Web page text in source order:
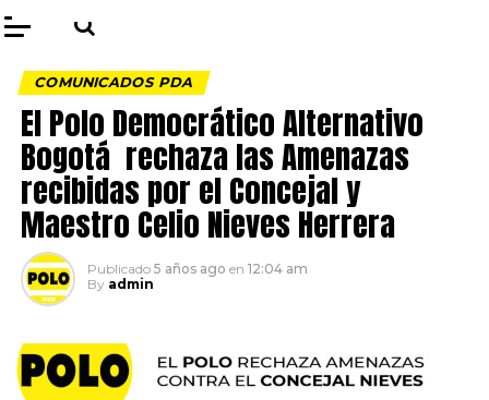
COMUNICADOS PDA
El Polo Democrático Alternativo
Bogotá rechaza las Amenazas
recibidas por el Concejal y
Maestro Celio Nieves Herrera
Publicado 5 años ago en 12:04 am
By admin